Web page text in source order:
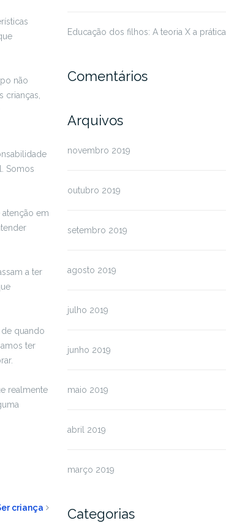
não
Somos
em
a ter
quando
ter
realmente
criança
Educação dos filhos: A teoria X a prática
Comentários
Arquivos
novembro 2019
outubro 2019
setembro 2019
agosto 2019
julho 2019
junho 2019
maio 2019
abril 2019
março 2019
Categorias